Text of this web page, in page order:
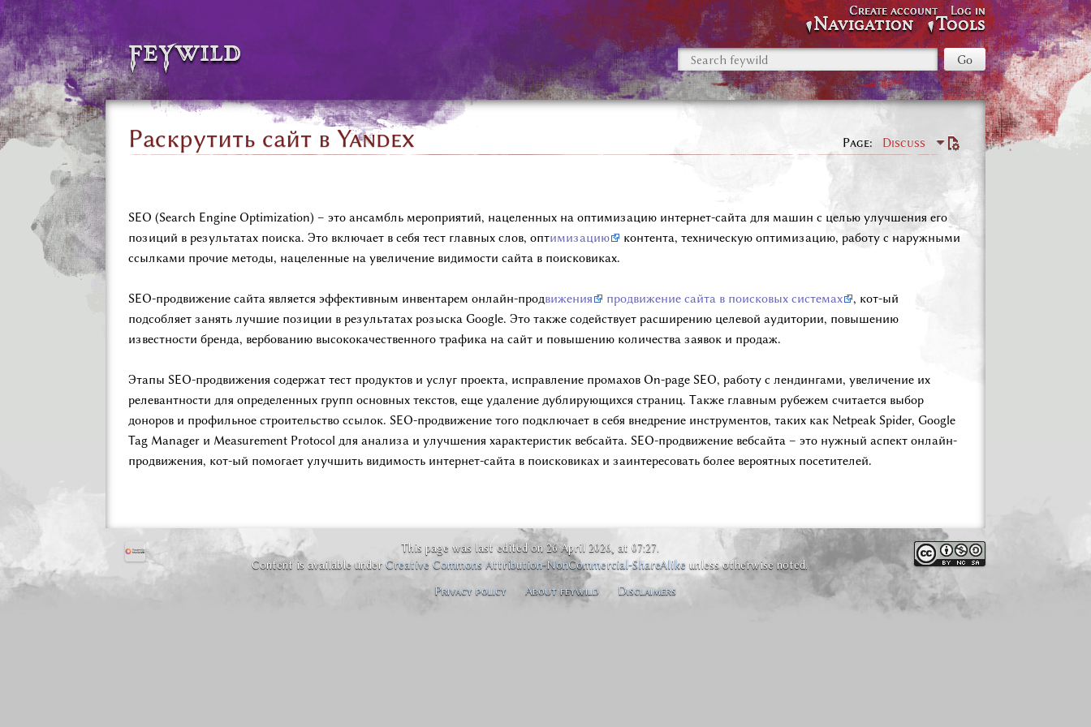
feywild
Navigation Tools
Create account Log in
Page Discuss
Раскрутить сайт в Yandex
SEO (Search Engine Optimization) – это ансамбль мероприятий, нацеленных на оптимизацию интернет-сайта для машин с целью улучшения его
позиций в результатах поиска. Это включает в себя тест главных слов, оптимизацию
контента, техническую оптимизацию, работу с наружными
ссылками прочие методы, нацеленные на увеличение видимости сайта в поисковиках.
SEO-продвижение сайта является эффективным инвентарем онлайн-продвижения продвижение сайта в поисковых системах
, кот-ый
подсобляет занять лучшие позиции в результатах розыска Google. Это также содействует расширению целевой аудитории, повышению
известности бренда, вербованию высококачественного трафика на сайт и повышению количества заявок и продаж.
Этапы SEO-продвижения содержат тест продуктов и услуг проекта, исправление промахов On-page SEO, работу с лендингами, увеличение их
релевантности для определенных групп основных текстов, еще удаление дублирующихся страниц. Также главным рубежем считается выбор
доноров и профильное строительство ссылок. SEO-продвижение того подключает в себя внедрение инструментов, таких как Netpeak Spider, Google
Tag Manager и Measurement Protocol для анализа и улучшения характеристик вебсайта. SEO-продвижение вебсайта – это нужный аспект онлайн-
продвижения, кот-ый помогает улучшить видимость интернет-сайта в поисковиках и заинтересовать более вероятных посетителей.
This page was last edited on 26 April 2026, at 07:27.
Content is available underCreative Commons Attribution-NonCommercial-ShareAlike unless otherwise noted.
Privacy policy
About feywild Disclaimers